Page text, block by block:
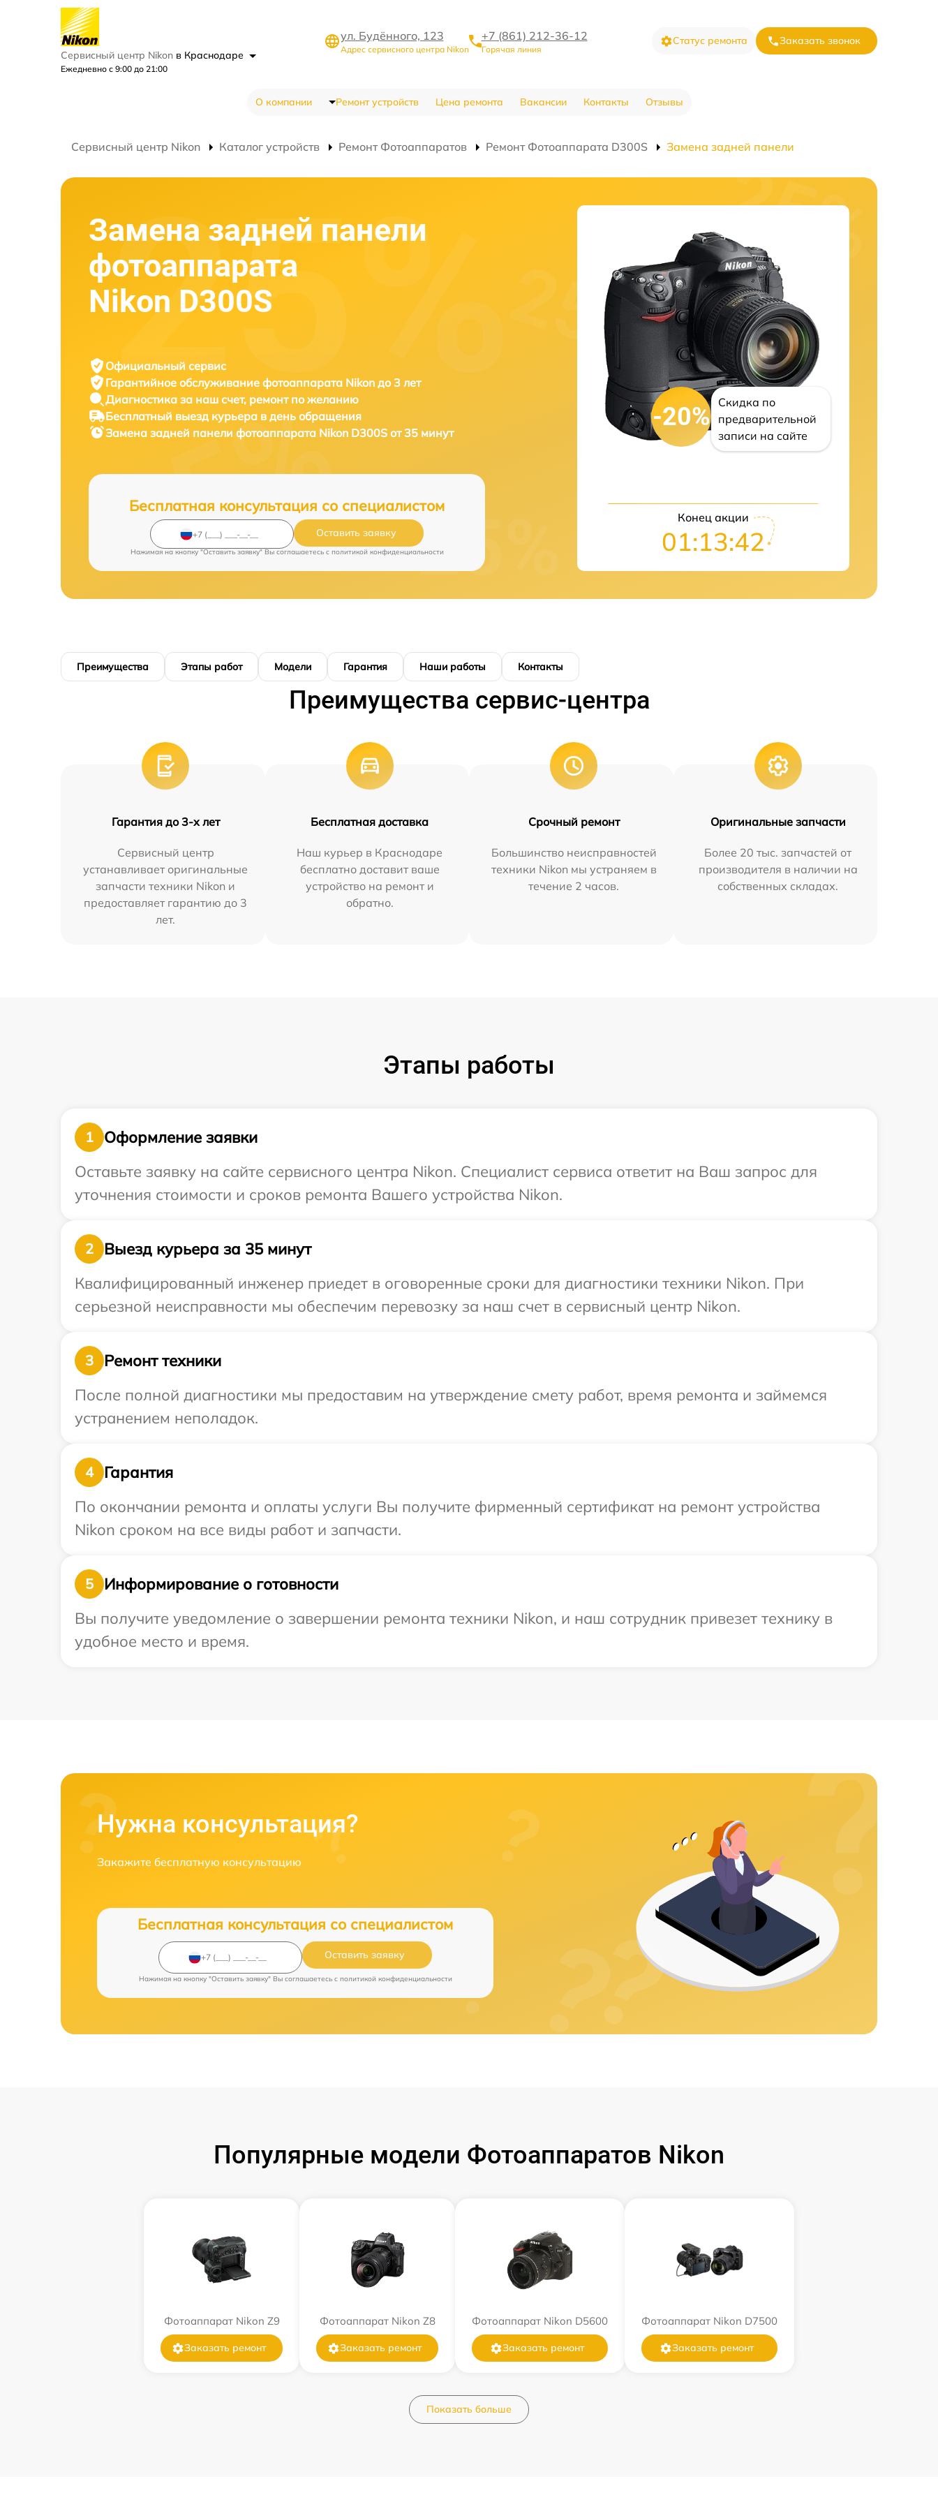
Сервисный центр Nikon в Краснодаре
Ежедневно с 9:00 до 21:00
ул. Будённого, 123
Адрес сервисного центра Nikon
+7 (861) 212-36-12
Горячая линия
Статус ремонта Заказать звонок
О компании Ремонт устройств Цена ремонта Вакансии Контакты Отзывы
Сервисный центр Nikon Каталог устройств Ремонт Фотоаппаратов Ремонт Фотоаппарата D300S Замена задней панели
Замена задней панели
фотоаппарата
Nikon D300S
Официальный сервис
Гарантийное обслуживание фотоаппарата Nikon до 3 лет
Диагностика за наш счет, ремонт по желанию
Бесплатный выезд курьера в день обращения
Замена задней панели фотоаппарата Nikon D300S от 35 минут
Бесплатная консультация со специалистом
Оставить заявку
Нажимая на кнопку "Оставить заявку" Вы соглашаетесь c политикой конфиденциальности
-20%
Скидка по
предварительной
записи на сайте
Конец акции
01:13:41
Преимущества Этапы работ Модели Гарантия Наши работы Контакты
Преимущества сервис-центра
Гарантия до 3-х лет
Сервисный центр
устанавливает оригинальные
запчасти техники Nikon и
предоставляет гарантию до 3
лет.
Бесплатная доставка
Наш курьер в Краснодаре
бесплатно доставит ваше
устройство на ремонт и
обратно.
Срочный ремонт
Большинство неисправностей
техники Nikon мы устраняем в
течение 2 часов.
Оригинальные запчасти
Более 20 тыс. запчастей от
производителя в наличии на
собственных складах.
Этапы работы
1
Оформление заявки
Оставьте заявку на сайте сервисного центра Nikon. Специалист сервиса ответит на Ваш запрос для
уточнения стоимости и сроков ремонта Вашего устройства Nikon.
2
Выезд курьера за 35 минут
Квалифицированный инженер приедет в оговоренные сроки для диагностики техники Nikon. При
серьезной неисправности мы обеспечим перевозку за наш счет в сервисный центр Nikon.
3
Ремонт техники
После полной диагностики мы предоставим на утверждение смету работ, время ремонта и займемся
устранением неполадок.
4
Гарантия
По окончании ремонта и оплаты услуги Вы получите фирменный сертификат на ремонт устройства
Nikon сроком на все виды работ и запчасти.
5
Информирование о готовности
Вы получите уведомление о завершении ремонта техники Nikon, и наш сотрудник привезет технику в
удобное место и время.
Нужна консультация?
Закажите бесплатную консультацию
Бесплатная консультация со специалистом
Оставить заявку
Нажимая на кнопку "Оставить заявку" Вы соглашаетесь c политикой конфиденциальности
Популярные модели Фотоаппаратов Nikon
Фотоаппарат Nikon Z9
Заказать ремонт
Фотоаппарат Nikon Z8
Заказать ремонт
Фотоаппарат Nikon D5600
Заказать ремонт
Фотоаппарат Nikon D7500
Заказать ремонт
Показать больше